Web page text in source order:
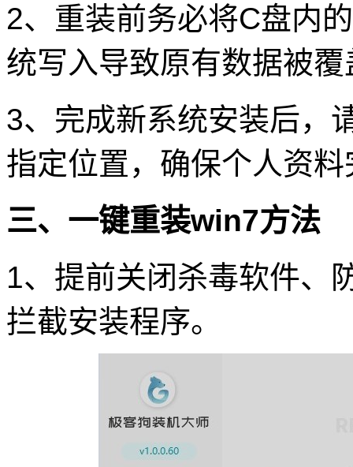
2、重装前务必将C盘内
统写入导致原有数据被
3、完成新系统安装后，
指定位置，确保个人资
三、一键重装win7方法
1、提前关闭杀毒软件、
拦截安装程序。